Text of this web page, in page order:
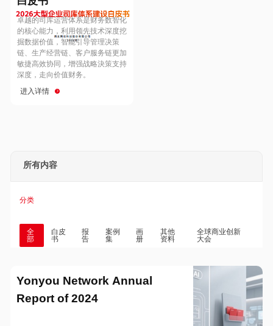
Hungary
Hong Kong
卓越的司库运营体系是财务数智化
的核心能力，利用领先技术深度挖
掘数据价值，智能引导管理决策
链、生产经营链、客户服务链更加
敏捷高效协同，增强战略決策支持
深度，走向价值财务。
进入详情
所有内容
分类
全
部
白皮
书
报
告
案例
集
画
册
其他
资料
全球商业创新
大会
Yonyou Network Annual
Report of 2024